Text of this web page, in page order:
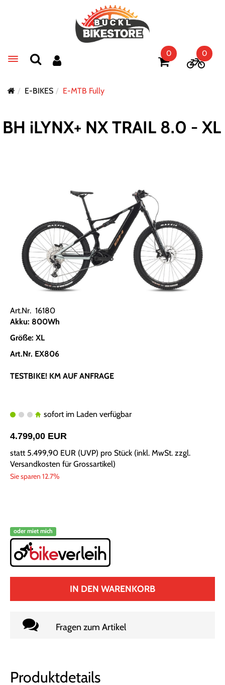
Toggle navigation
0 0
E-BIKES E-MTB Fully
BH iLYNX+ NX TRAIL 8.0 - XL
Art.Nr. 16180
Akku: 800Wh
Größe: XL
Art.Nr. EX806
TESTBIKE! KM AUF ANFRAGE
sofort im Laden verfügbar
4.799,00 EUR
statt 5.499,90 EUR (UVP) pro Stück (inkl. MwSt. zzgl.
Versandkosten für Grossartikel)
Sie sparen 12.7%
oder miet mich
IN DEN WARENKORB
Fragen zum Artikel
Produktdetails